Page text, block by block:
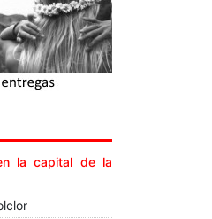
la capital de la